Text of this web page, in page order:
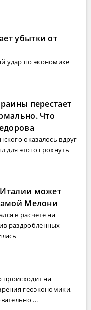
убытки от
удар по экономике
перестает
Что
оказалось вдруг
для этого грохнуть
может
Мелони
в расчете на
раздробленных
происходит на
геоэкономики,
...